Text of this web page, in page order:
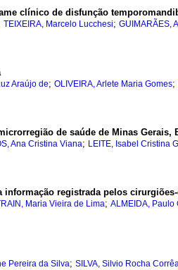
clínico de disfunção
TEIXEIRA, Marcelo Lucchesi; GUIMARÃES,
Araújo de; OLIVEIRA, Arlete Maria Gomes;
de saúde de Minas Gerais,
Ana Cristina Viana; LEITE, Isabel Cristina
informação registrada pelos
Maria Vieira de Lima; ALMEIDA, Paulo
Pereira da Silva; SILVA, Silvio Rocha